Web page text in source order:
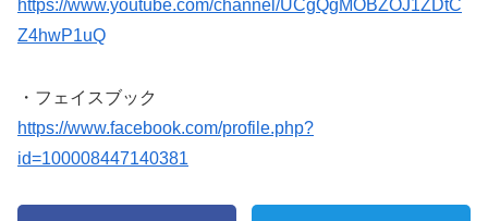
https://www.youtube.com/channel/UCgQgMOBZOJ1ZDtC
Z4hwP1uQ
・フェイスブック
https://www.facebook.com/profile.php?
id=100008447140381